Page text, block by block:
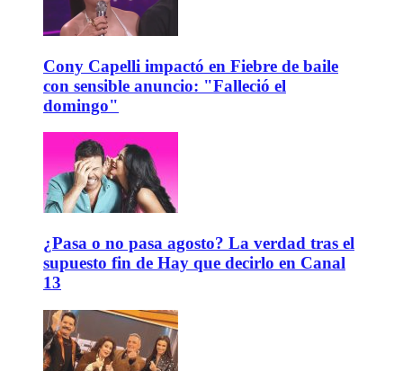
Cony Capelli impactó en Fiebre de baile
con sensible anuncio: "Falleció el
domingo"
¿Pasa o no pasa agosto? La verdad tras el
supuesto fin de Hay que decirlo en Canal
13